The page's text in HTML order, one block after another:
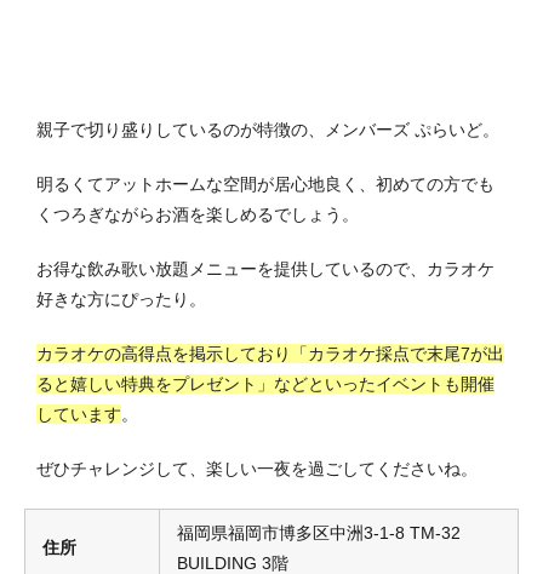
親子で切り盛りしているのが特徴の、メンバーズ ぷらいど。
明るくてアットホームな空間が居心地良く、初めての方でも
くつろぎながらお酒を楽しめるでしょう。
お得な飲み歌い放題メニューを提供しているので、カラオケ
好きな方にぴったり。
カラオケの高得点を掲示しており「カラオケ採点で末尾7が出
ると嬉しい特典をプレゼント」などといったイベントも開催
しています。
ぜひチャレンジして、楽しい一夜を過ごしてくださいね。
住所
福岡県福岡市博多区中洲3-1-8 TM-32
BUILDING 3階